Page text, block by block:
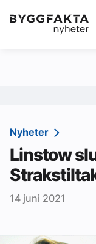
Kategorier
Redaksjonen
Om Byggfakta
Annonsere
Abonnere
Nyheter
Linstow
14 juni 2021